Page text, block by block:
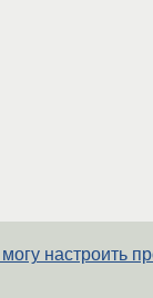
настроить